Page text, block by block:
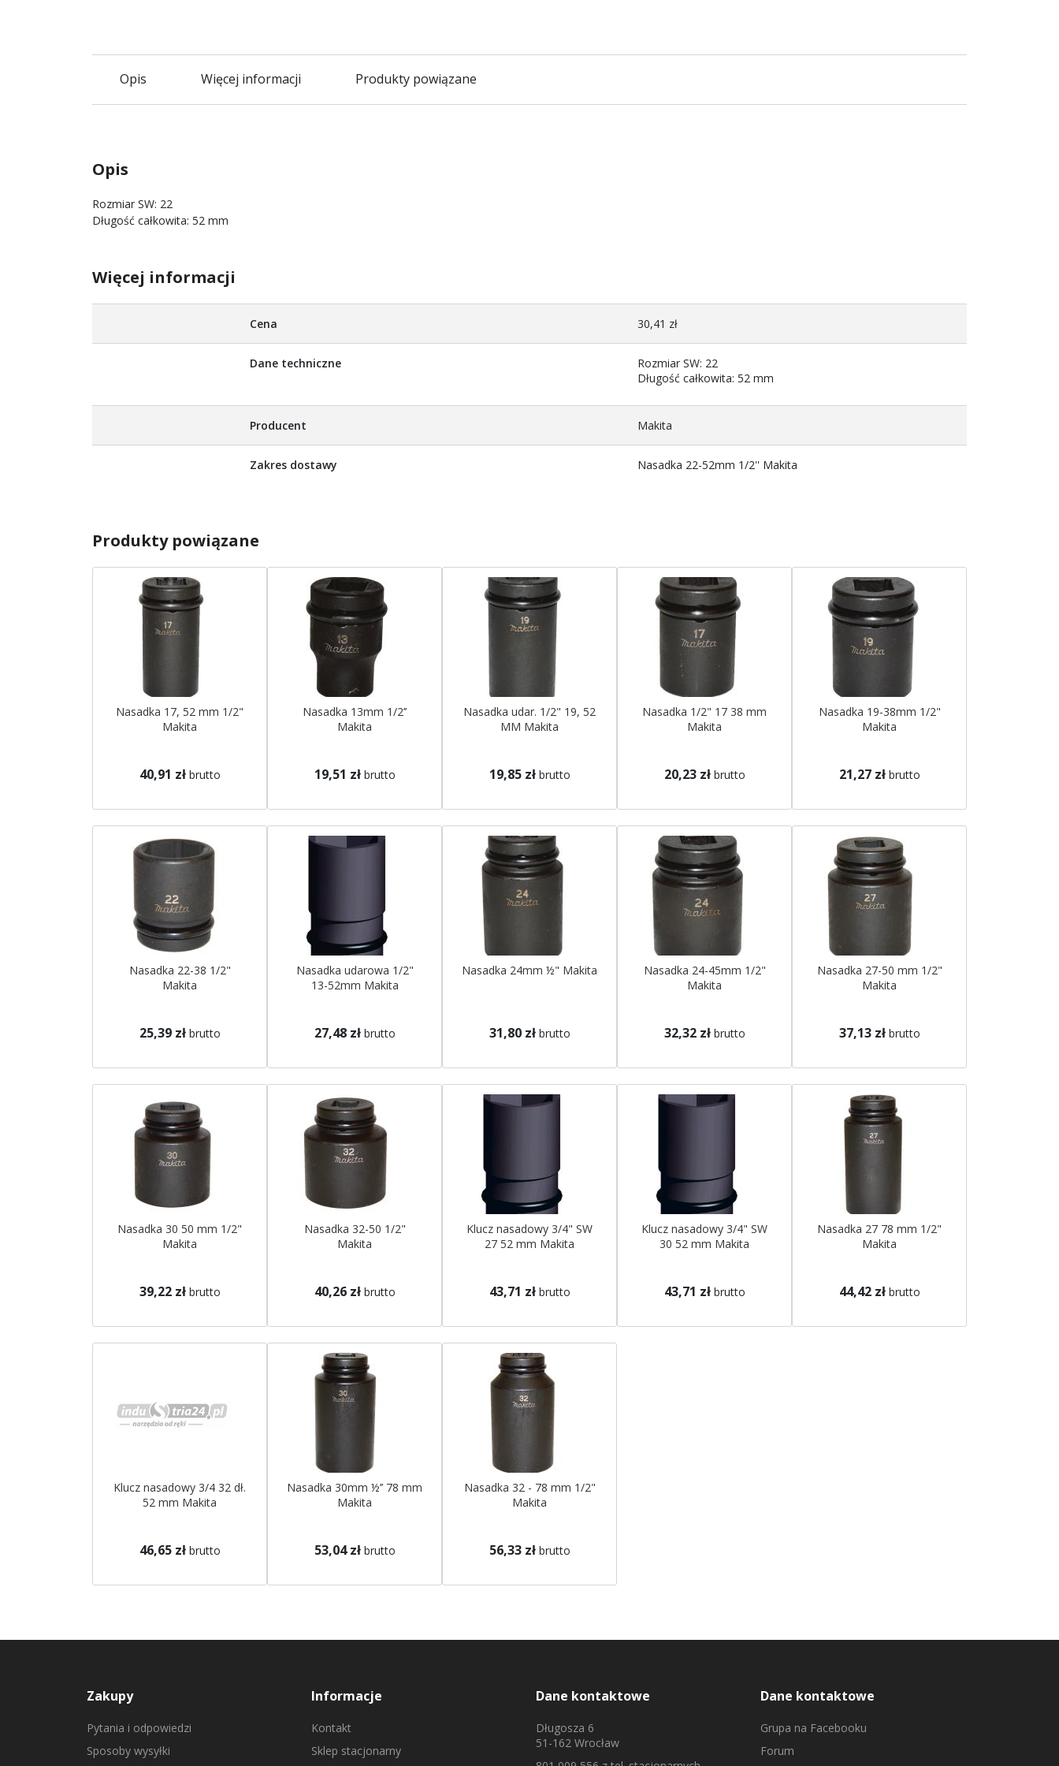
Opis Więcej informacji Produkty powiązane
Opis
Rozmiar SW: 22
Długość całkowita: 52 mm
Więcej informacji
Cena 30,41 zł
Dane techniczne
Rozmiar SW: 22
Długość całkowita: 52 mm
Producent Makita
Zakres dostawy Nasadka 22-52mm 1/2'' Makita
Produkty powiązane
Nasadka 17, 52 mm 1/2"
Makita
40,91 zł brutto
Nasadka 13mm 1/2’’
Makita
19,51 zł brutto
Nasadka udar. 1/2" 19, 52
MM Makita
19,85 zł brutto
Nasadka 1/2" 17 38 mm
Makita
20,23 zł brutto
Nasadka 19-38mm 1/2"
Makita
21,27 zł brutto
Nasadka 22-38 1/2"
Makita
25,39 zł brutto
Nasadka udarowa 1/2"
13-52mm Makita
27,48 zł brutto
Nasadka 24mm ½" Makita
31,80 zł brutto
Nasadka 24-45mm 1/2"
Makita
32,32 zł brutto
Nasadka 27-50 mm 1/2"
Makita
37,13 zł brutto
Nasadka 30 50 mm 1/2"
Makita
39,22 zł brutto
Nasadka 32-50 1/2"
Makita
40,26 zł brutto
Klucz nasadowy 3/4" SW
27 52 mm Makita
43,71 zł brutto
Klucz nasadowy 3/4" SW
30 52 mm Makita
43,71 zł brutto
Nasadka 27 78 mm 1/2"
Makita
44,42 zł brutto
Klucz nasadowy 3/4 32 dł.
52 mm Makita
46,65 zł brutto
Nasadka 30mm ½’’ 78 mm
Makita
53,04 zł brutto
Nasadka 32 - 78 mm 1/2"
Makita
56,33 zł brutto
Zakupy
Pytania i odpowiedzi
Sposoby wysyłki
Informacje
Kontakt
Sklep stacjonarny
Dane kontaktowe
Długosza 6
51-162 Wrocław
Dane kontaktowe
Grupa na Facebooku
Forum